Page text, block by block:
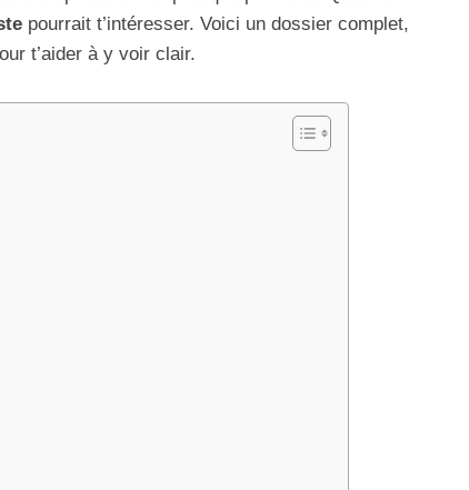
pourrait t’intéresser. Voici un dossier complet,
t’aider à y voir clair.